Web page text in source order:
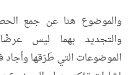
والموضوع هنا عن جمع
والتجديد بهما ليس
الموضوعات التي طَرَقها وأجاد